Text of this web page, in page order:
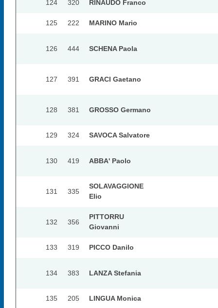
124 320 RINAUDO Franco
125 222 MARINO Mario
126 444 SCHENA Paola
127 391 GRACI Gaetano
128 381 GROSSO Germano
129 324 SAVOCA Salvatore
130 419 ABBA' Paolo
131 335
SOLAVAGGIONE
Elio
132 356
PITTORRU
Giovanni
133 319 PICCO Danilo
134 383 LANZA Stefania
135 205
LINGUA Monica